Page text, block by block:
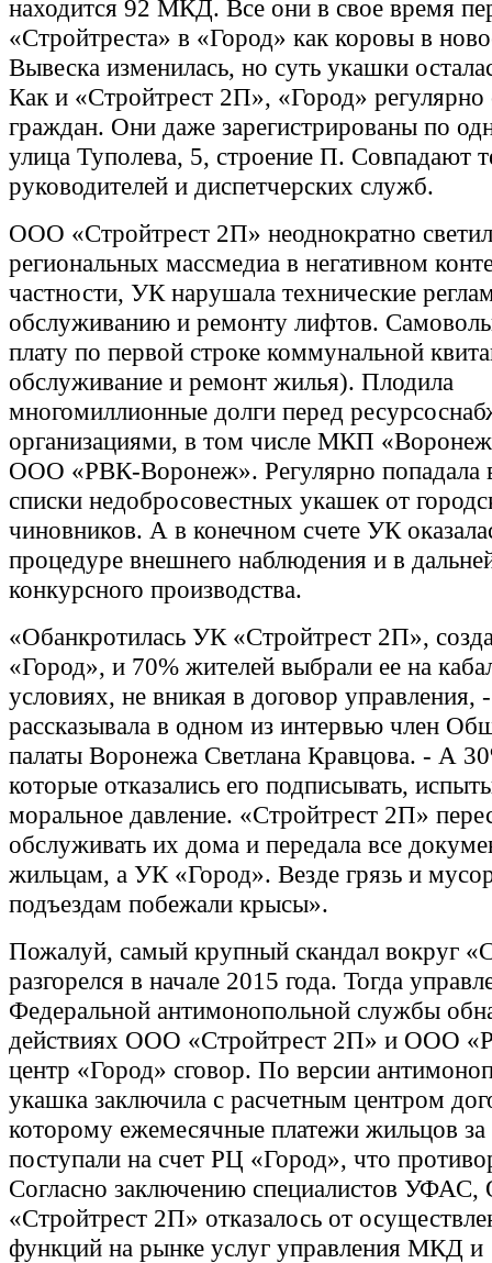
находится 92 МКД. Все они в свое время
«Стройтреста» в «Город» как коровы в
Вывеска изменилась, но суть укашки
Как и «Стройтрест 2П», «Город»
граждан. Они даже зарегистрированы по
улица Туполева, 5, строение П. Совпадают
руководителей и диспетчерских служб.
ООО «Стройтрест 2П» неоднократно
региональных массмедиа в негативном
частности, УК нарушала технические
обслуживанию и ремонту лифтов.
плату по первой строке коммунальной
обслуживание и ремонт жилья). Плодила
многомиллионные долги перед
организациями, в том числе МКП
ООО «РВК-Воронеж». Регулярно попадала
списки недобросовестных укашек от
чиновников. А в конечном счете УК
процедуре внешнего наблюдения и в
конкурсного производства.
«Обанкротилась УК «Стройтрест 2П»,
«Город», и 70% жителей выбрали ее на
условиях, не вникая в договор управления,
рассказывала в одном из интервью член
палаты Воронежа Светлана Кравцова. - А
которые отказались его подписывать,
моральное давление. «Стройтрест 2П»
обслуживать их дома и передала все
жильцам, а УК «Город». Везде грязь и
подъездам побежали крысы».
Пожалуй, самый крупный скандал вокруг
разгорелся в начале 2015 года. Тогда
Федеральной антимонопольной службы
действиях ООО «Стройтрест 2П» и ООО
центр «Город» сговор. По версии
укашка заключила с расчетным центром
которому ежемесячные платежи жильцов
поступали на счет РЦ «Город», что
Согласно заключению специалистов
«Стройтрест 2П» отказалось от
функций на рынке услуг управления МКД и